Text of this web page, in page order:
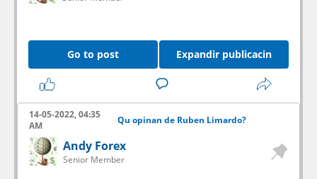
Go to post Expandir publicacin
14-05-2022, 04:35
AM
Qu opinan de Ruben Limardo?
Andy Forex
Senior Member